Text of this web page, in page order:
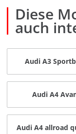
Diese
auch
Audi A3
Audi A4
Audi A4 allroad